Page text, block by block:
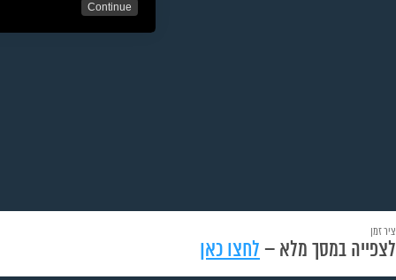
ציר זמן
לצפייה במסך מלא – לחצו כאן